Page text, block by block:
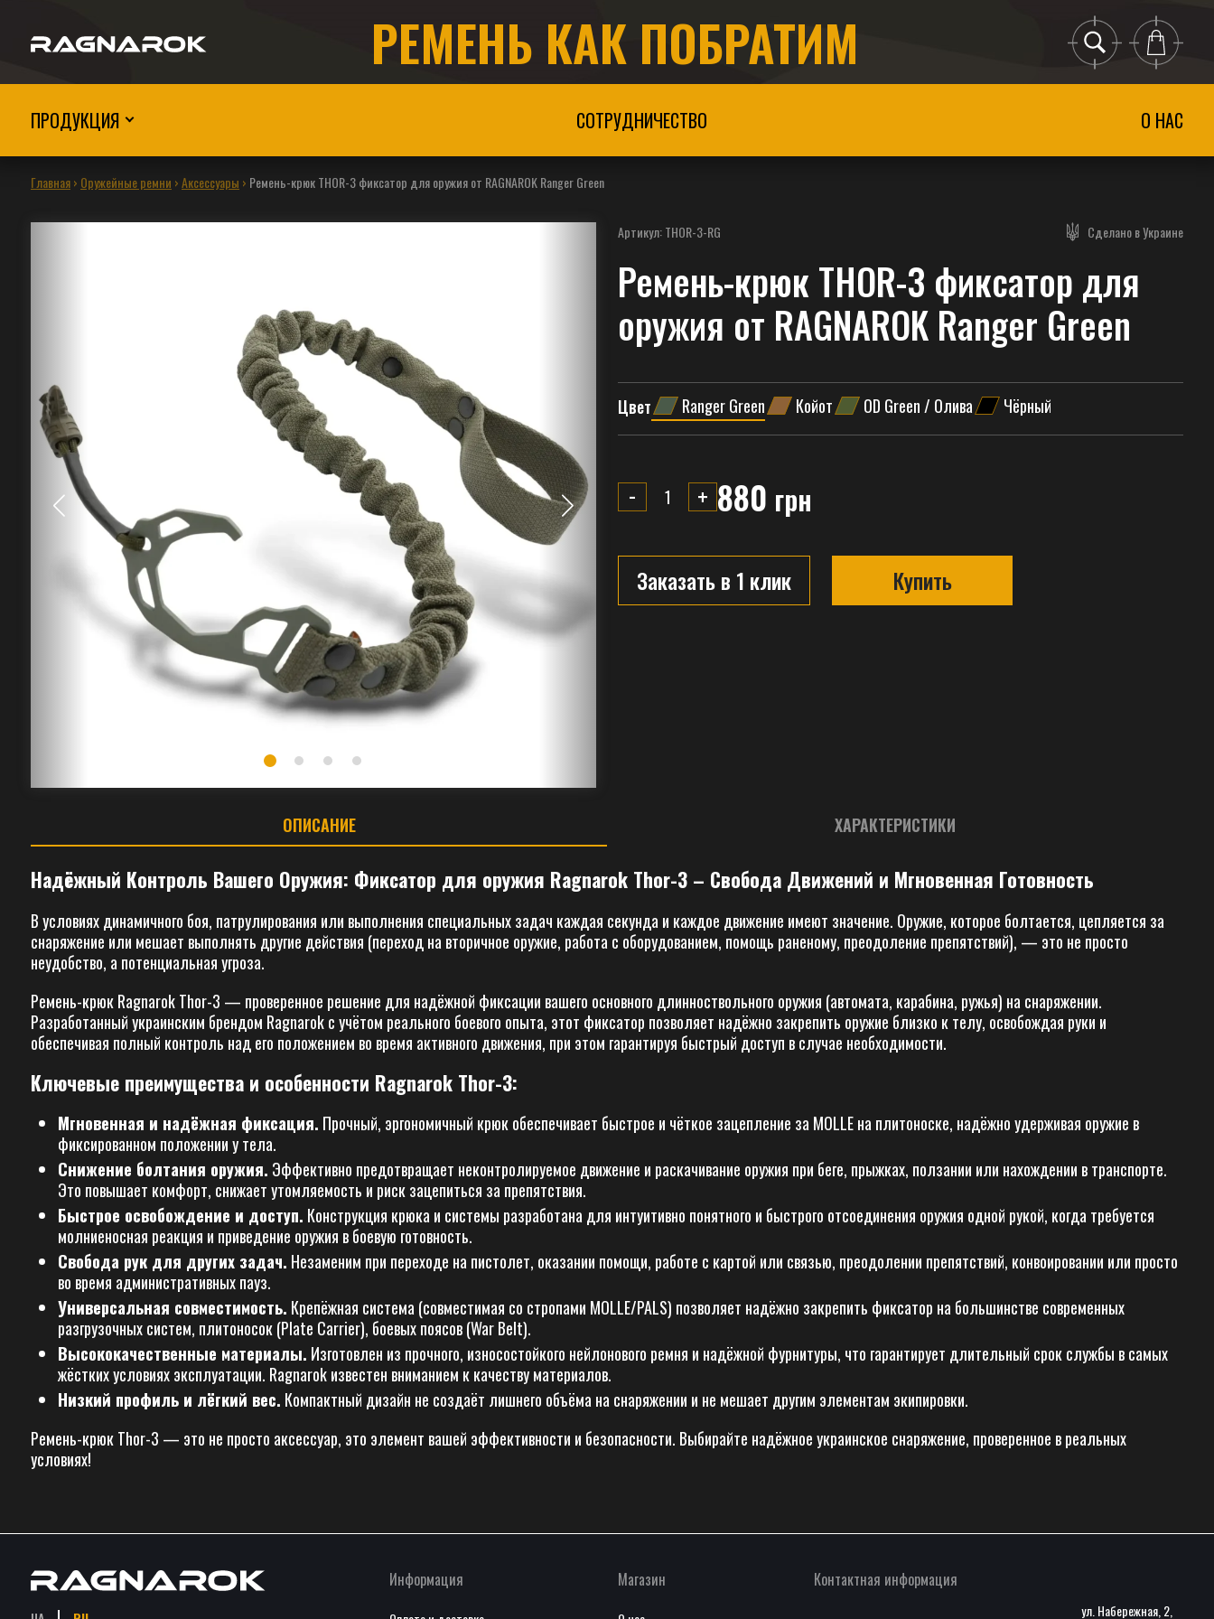
РЕМЕНЬ КАК ПОБРАТИМ
ПРОДУКЦИЯ СОТРУДНИЧЕСТВО О НАС
Главная› Оружейные ремни ›Аксессуары › Ремень-крюк THOR-3 фиксатор для оружия от RAGNAROK Ranger Green
Артикул:THOR-3-RG Сделано в Украине
Ремень-крюк THOR-3 фиксатор для
оружия от RAGNAROK Ranger Green
Цвет Ranger Green Койот OD Green / Олива Чёрный
- + 880 грн
Заказать в 1 клик Купить
ОПИСАНИЕ ХАРАКТЕРИСТИКИ
Надёжный Контроль Вашего Оружия: Фиксатор для оружия Ragnarok Thor-3 – Свобода Движений и Мгновенная Готовность
В условиях динамичного боя, патрулирования или выполнения специальных задач каждая секунда и каждое движение имеют значение. Оружие, которое болтается, цепляется за
снаряжение или мешает выполнять другие действия (переход на вторичное оружие, работа с оборудованием, помощь раненому, преодоление препятствий), — это не просто
неудобство, а потенциальная угроза.
Ремень-крюк Ragnarok Thor-3 — проверенное решение для надёжной фиксации вашего основного длинноствольного оружия (автомата, карабина, ружья) на снаряжении.
Разработанный украинским брендом Ragnarok с учётом реального боевого опыта, этот фиксатор позволяет надёжно закрепить оружие близко к телу, освобождая руки и
обеспечивая полный контроль над его положением во время активного движения, при этом гарантируя быстрый доступ в случае необходимости.
Ключевые преимущества и особенности Ragnarok Thor-3:
Мгновенная и надёжная фиксация. Прочный, эргономичный крюк обеспечивает быстрое и чёткое зацепление за MOLLE на плитоноске, надёжно удерживая оружие в
фиксированном положении у тела.
Снижение болтания оружия. Эффективно предотвращает неконтролируемое движение и раскачивание оружия при беге, прыжках, ползании или нахождении в транспорте.
Это повышает комфорт, снижает утомляемость и риск зацепиться за препятствия.
Быстрое освобождение и доступ. Конструкция крюка и системы разработана для интуитивно понятного и быстрого отсоединения оружия одной рукой, когда требуется
молниеносная реакция и приведение оружия в боевую готовность.
Свобода рук для других задач. Незаменим при переходе на пистолет, оказании помощи, работе с картой или связью, преодолении препятствий, конвоировании или просто
во время административных пауз.
Универсальная совместимость. Крепёжная система (совместимая со стропами MOLLE/PALS) позволяет надёжно закрепить фиксатор на большинстве современных
разгрузочных систем, плитоносок (Plate Carrier), боевых поясов (War Belt).
Высококачественные материалы. Изготовлен из прочного, износостойкого нейлонового ремня и надёжной фурнитуры, что гарантирует длительный срок службы в самых
жёстких условиях эксплуатации. Ragnarok известен вниманием к качеству материалов.
Низкий профиль и лёгкий вес. Компактный дизайн не создаёт лишнего объёма на снаряжении и не мешает другим элементам экипировки.
Ремень-крюк Thor-3 — это не просто аксессуар, это элемент вашей эффективности и безопасности. Выбирайте надёжное украинское снаряжение, проверенное в реальных
условиях!
Информация Магазин Контактная информация
ул. Набережная, 2,